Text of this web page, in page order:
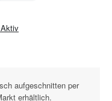
aufgeschnitten per
erhältlich.